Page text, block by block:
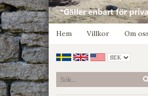
Hem
Villkor Om